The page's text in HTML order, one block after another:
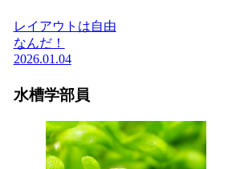
レイアウトは自由
なんだ！
2026.01.04
水槽学部員